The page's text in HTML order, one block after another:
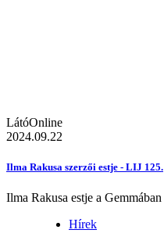
LátóOnline
2024.09.22
Ilma Rakusa szerzői estje - LIJ 125.
Ilma Rakusa estje a Gemmában
Hírek